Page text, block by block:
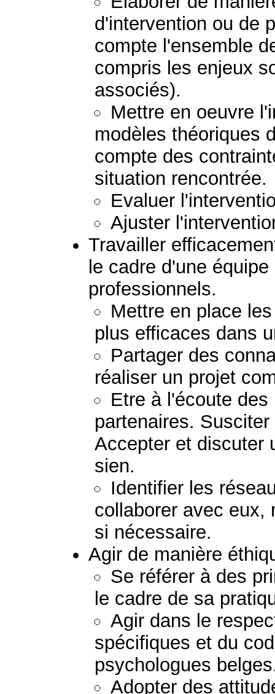
d'intervention ou de
compte l'ensemble
compris les enjeux
associés).
Mettre en oeuvre
modèles théoriques
compte des
situation rencontrée.
Evaluer
Ajuster
Travailler
le cadre d'une
professionnels.
Mettre en place
plus efficaces dans
Partager des
réaliser un projet
Etre à l'écoute
partenaires.
Accepter et discuter
sien.
Identifier les
collaborer avec eux,
si nécessaire.
Agir de manière
Se référer à des
le cadre de sa
Agir dans le
spécifiques et du
psychologues
Adopter des